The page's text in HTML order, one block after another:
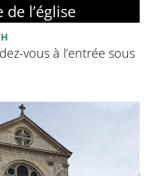
l’église
vous à l’entrée sous